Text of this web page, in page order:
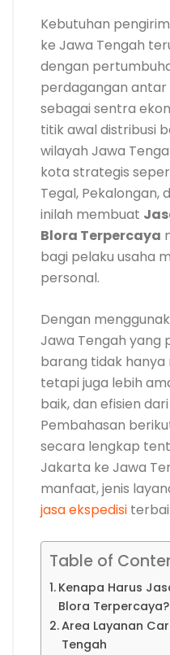
Kebutuhan
ke Jawa Tengah
dengan
perdagangan
sebagai sentra
titik awal distribusi
wilayah Jawa
kota strategis
Tegal, Pekalongan,
inilah membuat
Blora Terpercaya
bagi pelaku usaha
personal.
Dengan
Jawa Tengah yang
barang tidak
tetapi juga lebih
baik, dan efisien
Pembahasan
secara lengkap
Jakarta ke Jawa
manfaat, jenis
jasa ekspedisi
Table of
Kenapa Harus
Blora Terpercaya?
Area Layanan
Tengah